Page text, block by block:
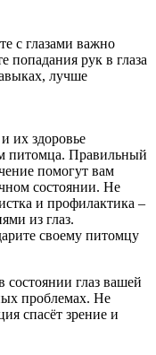
с глазами важно
попадания рук в глаза
лучше
их здоровье
питомца. Правильный
помогут вам
состоянии. Не
и профилактика –
из глаз.
своему питомцу
глаз вашей
проблемах. Не
спасёт зрение и